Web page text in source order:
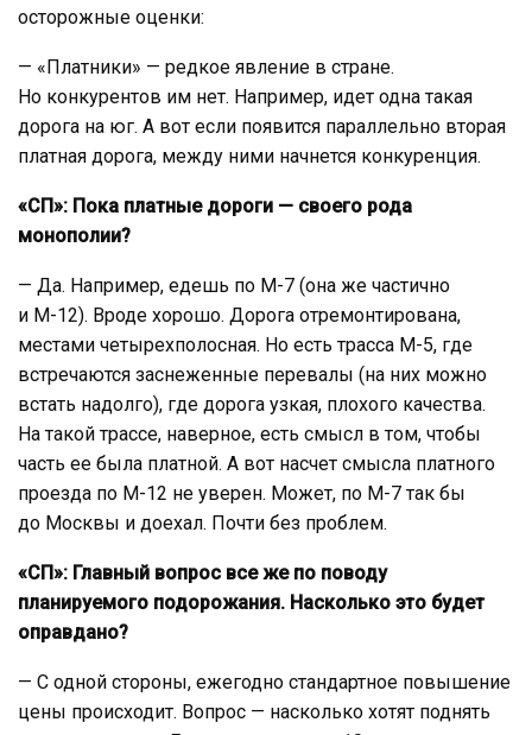
осторожные оценки:
— «Платники» — редкое явление в стране.
Но конкурентов им нет. Например, идет одна такая
дорога на юг. А вот если появится параллельно вторая
платная дорога, между ними начнется конкуренция.
«СП»: Пока платные дороги — своего рода
монополии?
— Да. Например, едешь по М-7 (она же частично
и М-12). Вроде хорошо. Дорога отремонтирована,
местами четырехполосная. Но есть трасса М-5, где
встречаются заснеженные перевалы (на них можно
встать надолго), где дорога узкая, плохого качества.
На такой трассе, наверное, есть смысл в том, чтобы
часть ее была платной. А вот насчет смысла платного
проезда по М-12 не уверен. Может, по М-7 так бы
до Москвы и доехал. Почти без проблем.
«СП»: Главный вопрос все же по поводу
планируемого подорожания. Насколько это будет
оправдано?
— С одной стороны, ежегодно стандартное повышение
цены происходит. Вопрос — насколько хотят поднять